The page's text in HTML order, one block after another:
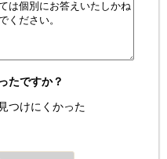
たですか？
つけにくかった